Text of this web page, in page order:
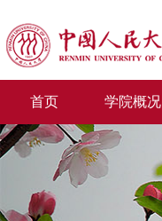
首页 学院概况